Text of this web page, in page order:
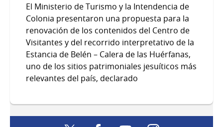
El Ministerio de Turismo y la Intendencia de
Colonia presentaron una propuesta para la
renovación de los contenidos del Centro de
Visitantes y del recorrido interpretativo de la
Estancia de Belén – Calera de las Huérfanas,
uno de los sitios patrimoniales jesuíticos más
relevantes del país, declarado